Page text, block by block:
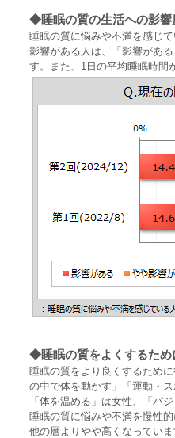
◆睡眠の質の生活への影響
睡眠の質に悩みや不満を感じ
影響がある人は、「影響があ
す。また、1日の平均睡眠時間
◆睡眠の質をよくするた
睡眠の質をより良くするため
の中で体を動かす」「運動・
「体を温める」は女性、「パ
睡眠の質に悩みや不満を慢性
他の層よりやや高くなっていま